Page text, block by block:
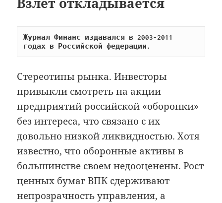
Журнал Финанс издавался в 2003-2011
годах в Российской федерации.
Стереотипы рынка. Инвесторы
привыкли смотреть на акции
предприятий российской «оборонки»
без интереса, что связано с их
довольно низкой ликвидностью. Хотя
известно, что оборонные активы в
большинстве своем недооценены. Рост
ценных бумаг ВПК сдерживают
непрозрачность управления, а